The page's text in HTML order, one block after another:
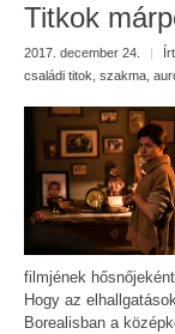
Titkok
2017. december 24. |
családi titok szakma
filmjének
Hogy az
Borealisban a